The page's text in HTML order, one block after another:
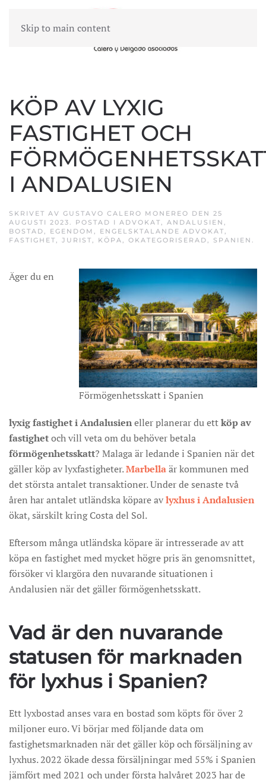
Skip to main content
MENY
KÖP AV LYXIG
FASTIGHET OCH
I ANDALUSIEN
SKRIVET AV GUSTAVO CALERO MONEREO DEN 25
AUGUSTI 2023. POSTAD I ADVOKAT, ANDALUSIEN ,
BOSTAD, EGENDOM , ENGELSKTALANDE ADVOKAT,
FASTIGHET, JURIST, KÖPA, OKATEGORISERAD, SPANIEN .
Förmögenhetsskatt i Spanien
Äger du en
lyxig fastighet i Andalusieneller planerar du ettköp av
fastighetoch vill veta om du behöver betala
förmögenhetsskatt? Malaga är ledande i Spanien när det
gäller köp av lyxfastigheter.Marbellaär kommunen med
det största antalet transaktioner. Under de senaste två
åren har antalet utländska köpare avlyxhus i Andalusien
ökat, särskilt kring Costa del Sol.
Eftersom många utländska köpare är intresserade av att
köpa en fastighet med mycket högre pris än genomsnittet,
försöker vi klargöra den nuvarande situationen i
Andalusien när det gäller förmögenhetsskatt.
Vad är den nuvarande
statusen för marknaden
för lyxhus i Spanien?
Ett lyxbostad anses vara en bostad som köpts för över 2
miljoner euro. Vi börjar med följande data om
fastighetsmarknaden när det gäller köp och försäljning av
lyxhus. 2022 ökade dessa försäljningar med 55% i Spanien
jämfört med 2021 och under första halvåret 2023 har de